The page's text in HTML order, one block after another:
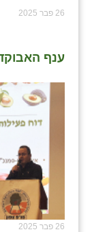
26 פבר 2025
ענף
26 פבר 2025